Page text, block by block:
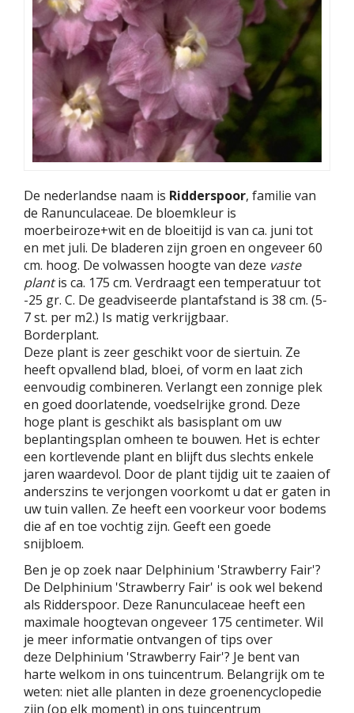
De nederlandse naam is Ridderspoor, familie van
de Ranunculaceae. De bloemkleur is
moerbeiroze+wit en de bloeitijd is van ca. juni tot
en met juli. De bladeren zijn groen en ongeveer 60
cm. hoog. De volwassen hoogte van deze vaste
plantis ca. 175 cm. Verdraagt een temperatuur tot
-25 gr. C. De geadviseerde plantafstand is 38 cm. (5-
7 st. per m2.) Is matig verkrijgbaar.
Borderplant.
Deze plant is zeer geschikt voor de siertuin. Ze
heeft opvallend blad, bloei, of vorm en laat zich
eenvoudig combineren. Verlangt een zonnige plek
en goed doorlatende, voedselrijke grond. Deze
hoge plant is geschikt als basisplant om uw
beplantingsplan omheen te bouwen. Het is echter
een kortlevende plant en blijft dus slechts enkele
jaren waardevol. Door de plant tijdig uit te zaaien of
anderszins te verjongen voorkomt u dat er gaten in
uw tuin vallen. Ze heeft een voorkeur voor bodems
die af en toe vochtig zijn. Geeft een goede
snijbloem.
Ben je op zoek naar Delphinium 'Strawberry Fair'?
De Delphinium 'Strawberry Fair' is ook wel bekend
als Ridderspoor. Deze Ranunculaceae heeft een
maximale hoogtevan ongeveer 175 centimeter. Wil
je meer informatie ontvangen of tips over
deze Delphinium 'Strawberry Fair'? Je bent van
harte welkom in ons tuincentrum. Belangrijk om te
weten: niet alle planten in deze groenencyclopedie
zijn (op elk moment) in ons tuincentrum